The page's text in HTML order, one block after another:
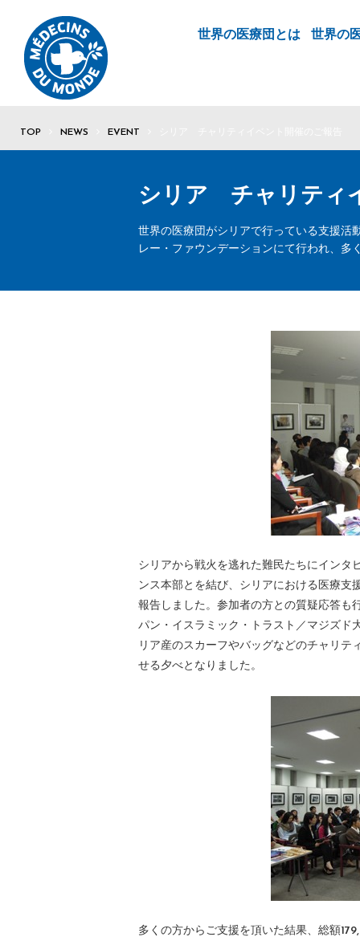
世界の医療団とは 世界の
TOP NEWS EVENT
シリア チャリティ
世界の医療団がシリアで行っている支援活
レー・ファウンデーションにて行われ、多
シリアから戦火を逃れた難民たちにインタ
ンス本部とを結び、シリアにおける医療支
報告しました。参加者の方との質疑応答も
パン・イスラミック・トラスト／マジズド
リア産のスカーフやバッグなどのチャリ
せる夕べとなりました。
多くの方からご支援を頂いた結果、総額